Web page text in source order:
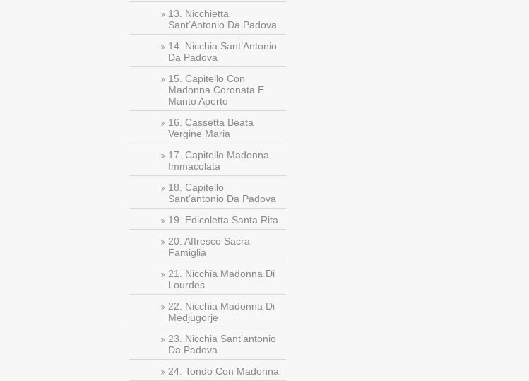
13. Nicchietta
Sant’Antonio Da Padova
14. Nicchia Sant’Antonio
Da Padova
15. Capitello Con
Madonna Coronata E
Manto Aperto
16. Cassetta Beata
Vergine Maria
17. Capitello Madonna
Immacolata
18. Capitello
Sant’antonio Da Padova
19. Edicoletta Santa Rita
20. Affresco Sacra
Famiglia
21. Nicchia Madonna Di
Lourdes
22. Nicchia Madonna Di
Medjugorje
23. Nicchia Sant’antonio
Da Padova
24. Tondo Con Madonna